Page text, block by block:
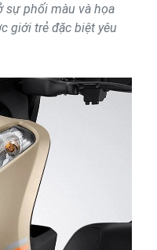
sự phối màu và họa
giới trẻ đặc biệt yêu